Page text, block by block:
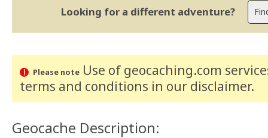
Looking for a different adventure?
Please noteUse of geocaching.com
terms and conditions in our disclaimer.
Geocache Description: